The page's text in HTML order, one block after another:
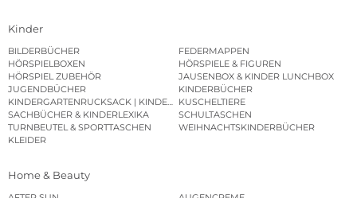
Kinder
BILDERBÜCHER
FEDERMAPPEN
HÖRSPIELBOXEN
HÖRSPIELE & FIGUREN
HÖRSPIEL ZUBEHÖR
JAUSENBOX & KINDER LUNCHBOX
JUGENDBÜCHER
KINDERBÜCHER
KINDERGARTENRUCKSACK | KINDERGARTENBEUTEL
KUSCHELTIERE
SACHBÜCHER & KINDERLEXIKA
SCHULTASCHEN
TURNBEUTEL & SPORTTASCHEN
WEIHNACHTSKINDERBÜCHER
KLEIDER
Home & Beauty